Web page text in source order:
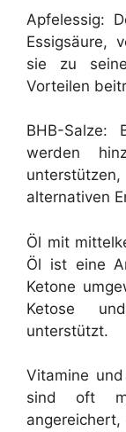
Apfelessig:
Essigsäure,
sie zu
Vorteilen
BHB-Salze:
werden
alternativen
Öl mit
Öl ist eine
Ketone
Ketose
unterstützt.
Vitamine
sind oft